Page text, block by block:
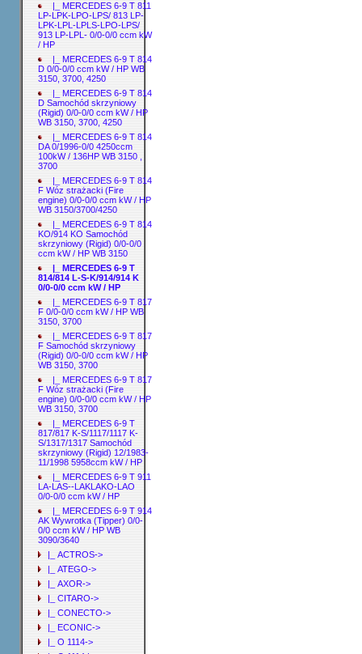
|_ MERCEDES 6-9 T 811
LP-LPK-LPO-LPS/ 813 LP-
LPK-LPL-LPLS-LPO-LPS/
913 LP-LPL- 0/0-0/0 ccm kW
/ HP
|_ MERCEDES 6-9 T 814
D 0/0-0/0 ccm kW / HP WB
3150, 3700, 4250
|_ MERCEDES 6-9 T 814
D Samochód skrzyniowy
(Rigid) 0/0-0/0 ccm kW / HP
WB 3150, 3700, 4250
|_ MERCEDES 6-9 T 814
DA 0/1996-0/0 4250ccm
100kW / 136HP WB 3150 ,
3700
|_ MERCEDES 6-9 T 814
F Wóz strażacki (Fire
engine) 0/0-0/0 ccm kW / HP
WB 3150/3700/4250
|_ MERCEDES 6-9 T 814
KO/914 KO Samochód
skrzyniowy (Rigid) 0/0-0/0
ccm kW / HP WB 3150
|_ MERCEDES 6-9 T
814/814 L-S-K/914/914 K
0/0-0/0 ccm kW / HP
|_ MERCEDES 6-9 T 817
F 0/0-0/0 ccm kW / HP WB
3150, 3700
|_ MERCEDES 6-9 T 817
F Samochód skrzyniowy
(Rigid) 0/0-0/0 ccm kW / HP
WB 3150, 3700
|_ MERCEDES 6-9 T 817
F Wóz strażacki (Fire
engine) 0/0-0/0 ccm kW / HP
WB 3150, 3700
|_ MERCEDES 6-9 T
817/817 K-S/1117/1117 K-
S/1317/1317 Samochód
skrzyniowy (Rigid) 12/1983-
11/1998 5958ccm kW / HP
|_ MERCEDES 6-9 T 911
LA-LAS--LAKLAKO-LAO
0/0-0/0 ccm kW / HP
|_ MERCEDES 6-9 T 914
AK Wywrotka (Tipper) 0/0-
0/0 ccm kW / HP WB
3090/3640
|_ ACTROS->
|_ ATEGO->
|_ AXOR->
|_ CITARO->
|_ CONECTO->
|_ ECONIC->
|_ O 1114->